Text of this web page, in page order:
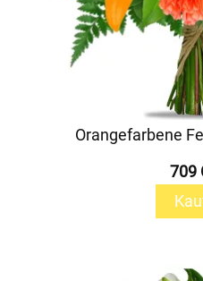
Orangefarbene
709